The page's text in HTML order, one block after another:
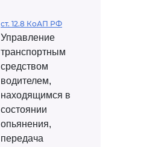
ст. 12.8 КоАП РФ
Управление
транспортным
средством
водителем,
находящимся в
состоянии
опьянения,
передача